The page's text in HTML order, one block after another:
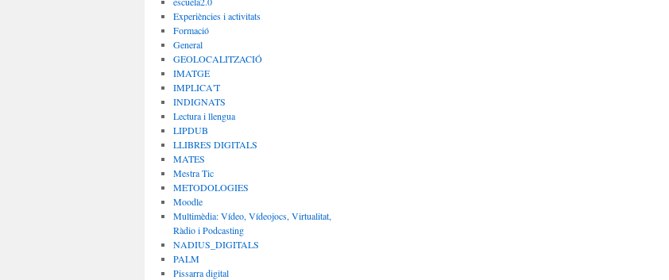
Experiències i activitats
Formació
General
GEOLOCALITZACIÓ
IMATGE
IMPLICA'T
INDIGNATS
Lectura i llengua
LIPDUB
LLIBRES DIGITALS
MATES
Mestra Tic
METODOLOGIES
Moodle
Multimèdia: Vídeo, Vídeojocs, Virtualitat,
Ràdio i Podcasting
NADIUS_DIGITALS
PALM
Pissarra digital